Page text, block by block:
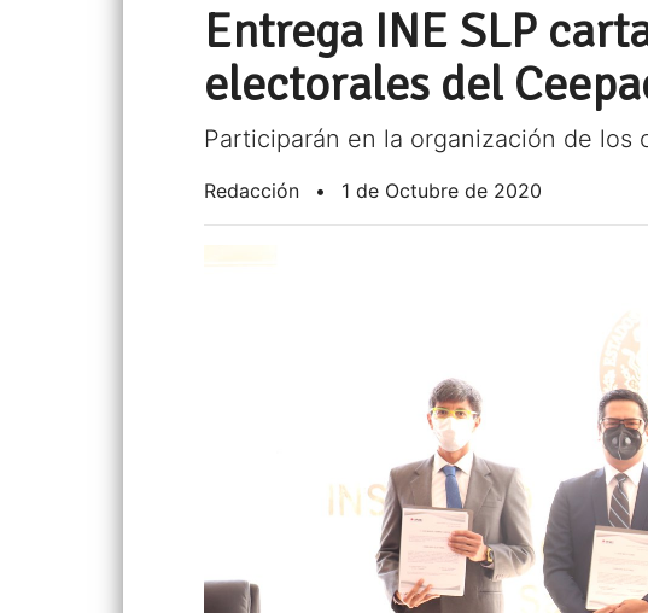
Entrega INE SLP
electorales del
Participarán en la organización de
Redacción • 1 de Octubre de 2020